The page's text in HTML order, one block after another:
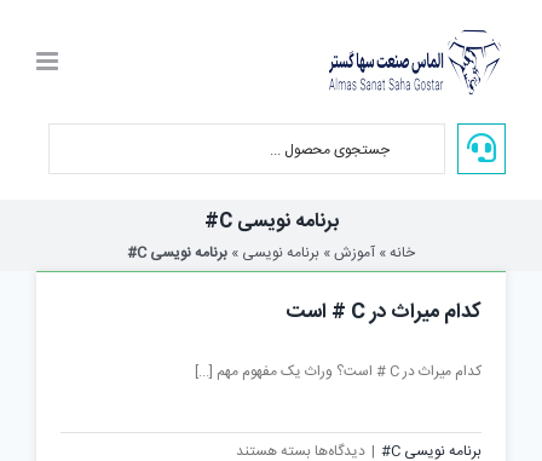
content
برنامه نویسی C#
خانه» آموزش» برنامه نویسی » برنامه نویسی C#
کدام میراث در C # است
کدام میراث در C # است؟ وراث یک مفهوم مهم [...]
برنامه نویسی C# | دیدگاه‌ها برای
بسته هستند